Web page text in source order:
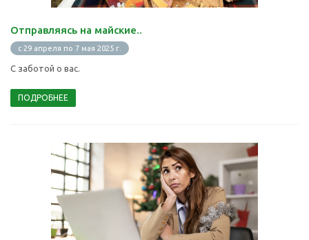
Отправляясь на майские..
с 29 апреля по 7 мая 2025 г.
С заботой о вас.
ПОДРОБНЕЕ